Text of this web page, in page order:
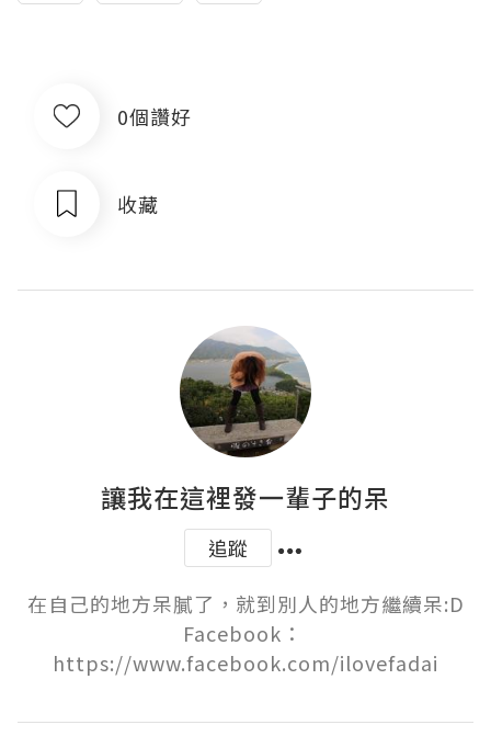
0個讚好
收藏
讓我在這裡發一輩子的呆
追蹤
在自己的地方呆膩了，就到別人的地方繼續呆:D
Facebook：
https://www.facebook.com/ilovefadai